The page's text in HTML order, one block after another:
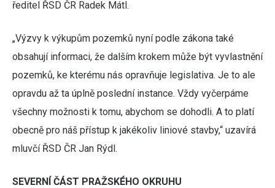
ředitel ŘSD ČR Radek Mátl.
„Výzvy k výkupům pozemků nyní podle zákona také
obsahují informaci, že dalším krokem může být vyvlastnění
pozemků, ke kterému nás opravňuje legislativa. Je to ale
opravdu až ta úplně poslední instance. Vždy vyčerpáme
všechny možnosti k tomu, abychom se dohodli. A to platí
obecně pro náš přístup k jakékoliv liniové stavby,“ uzavírá
mluvčí ŘSD ČR Jan Rýdl.
SEVERNÍ ČÁST PRAŽSKÉHO OKRUHU